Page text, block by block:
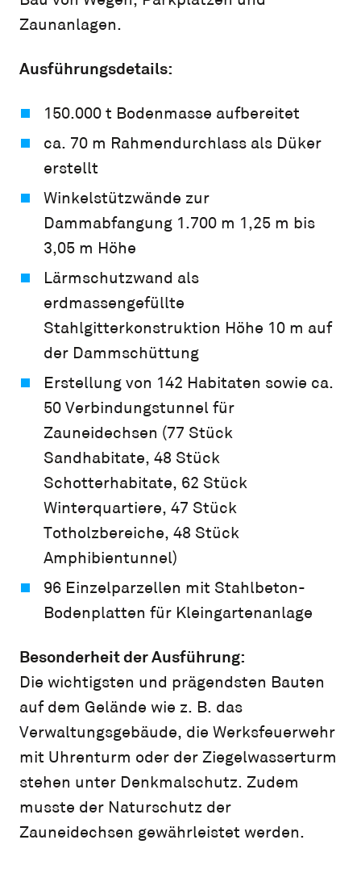
Zaunanlagen.
Ausführungsdetails:
150.000 t Bodenmasse aufbereitet
ca. 70 m Rahmendurchlass als Düker
erstellt
Winkelstützwände zur
Dammabfangung 1.700 m 1,25 m bis
3,05 m Höhe
Lärmschutzwand als
erdmassengefüllte
Stahlgitterkonstruktion Höhe 10 m auf
der Dammschüttung
Erstellung von 142 Habitaten sowie ca.
50 Verbindungstunnel für
Zauneidechsen (77 Stück
Sandhabitate, 48 Stück
Schotterhabitate, 62 Stück
Winterquartiere, 47 Stück
Totholzbereiche, 48 Stück
Amphibientunnel)
96 Einzelparzellen mit Stahlbeton-
Bodenplatten für Kleingartenanlage
Besonderheit der Ausführung:
Die wichtigsten und prägendsten Bauten
auf dem Gelände wie z. B. das
Verwaltungsgebäude, die Werksfeuerwehr
mit Uhrenturm oder der Ziegelwasserturm
stehen unter Denkmalschutz. Zudem
musste der Naturschutz der
Zauneidechsen gewährleistet werden.